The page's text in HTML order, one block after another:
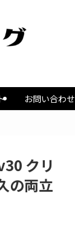
お問い合わせ
クリ
の両立